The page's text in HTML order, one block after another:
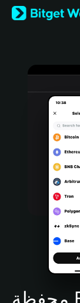
English
日本語
Türkçe
Português
Bahasa Indonesia
Português (Brasil)
Español